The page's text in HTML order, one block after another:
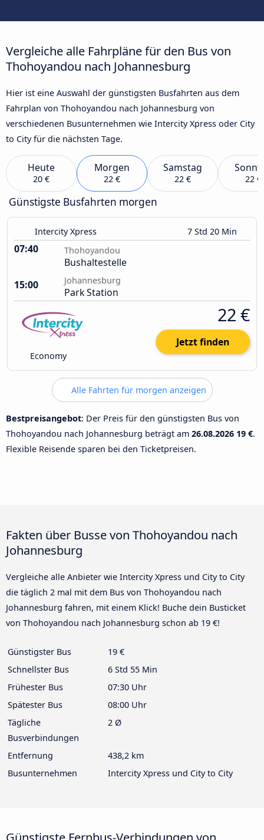
Vergleiche alle Fahrpläne für den Bus von
Thohoyandou nach Johannesburg
Hier ist eine Auswahl der günstigsten Busfahrten aus dem
Fahrplan von Thohoyandou nach Johannesburg von
verschiedenen Busunternehmen wie Intercity Xpress oder City
to City für die nächsten Tage.
Heute
20 €
Morgen
22 €
Samstag
22 € 22 €
Günstigste Busfahrten morgen
Intercity Xpress 7 Std 20 Min
07:40 Thohoyandou
Bushaltestelle
15:00
Johannesburg
Park Station
Economy
22 €
Jetzt finden
Alle Fahrten für morgen anzeigen
Bestpreisangebot: Der Preis für den günstigsten Bus von
Thohoyandou nach Johannesburg beträgt am 26.08.2026 19 €.
Flexible Reisende sparen bei den Ticketpreisen.
Fakten über Busse von Thohoyandou nach
Johannesburg
Vergleiche alle Anbieter wie Intercity Xpress und City to City
die täglich 2 mal mit dem Bus von Thohoyandou nach
Johannesburg fahren, mit einem Klick! Buche dein Busticket
von Thohoyandou nach Johannesburg schon ab 19 €!
Günstigster Bus
19 €
Schnellster Bus
6 Std 55 Min
Frühester Bus
07:30 Uhr
Spätester Bus
08:00 Uhr
Tägliche
Busverbindungen
2 Ø
Entfernung
438,2 km
Busunternehmen
Intercity Xpress und City to City